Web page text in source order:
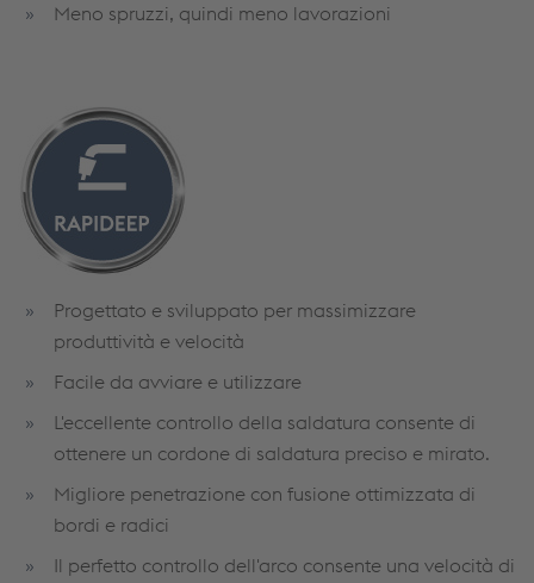
Meno spruzzi, quindi meno lavorazioni
Progettato e sviluppato per massimizzare
produttività e velocità
Facile da avviare e utilizzare
L'eccellente controllo della saldatura consente di
ottenere un cordone di saldatura preciso e mirato.
Migliore penetrazione con fusione ottimizzata di
bordi e radici
Il perfetto controllo dell'arco consente una velocità di